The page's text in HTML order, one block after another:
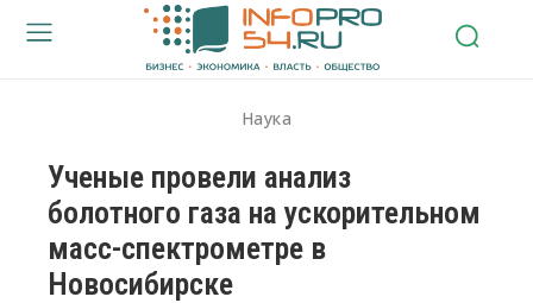
Наука
Ученые провели анализ
болотного газа на ускорительном
масс-спектрометре в
Новосибирске